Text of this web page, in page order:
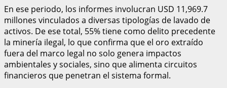
En ese periodo, los informes involucran USD 11,969.7
millones vinculados a diversas tipologías de lavado de
activos. De ese total, 55% tiene como delito precedente
la minería ilegal, lo que confirma que el oro extraído
fuera del marco legal no solo genera impactos
ambientales y sociales, sino que alimenta circuitos
financieros que penetran el sistema formal.